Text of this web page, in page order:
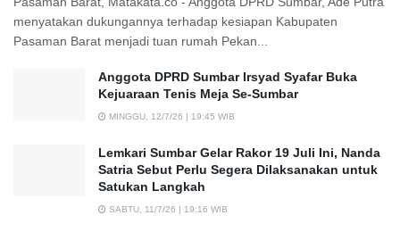
menyatakan dukungannya terhadap kesiapan Kabupaten
Pasaman Barat menjadi tuan rumah Pekan...
Anggota DPRD Sumbar Irsyad Syafar Buka
Kejuaraan Tenis Meja Se-Sumbar
MINGGU, 12/7/26 | 19:45 WIB
Lemkari Sumbar Gelar Rakor 19 Juli Ini, Nanda
Satria Sebut Perlu Segera Dilaksanakan untuk
Satukan Langkah
SABTU, 11/7/26 | 19:16 WIB